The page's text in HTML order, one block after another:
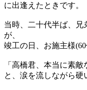
に出逢えたときです。
当時、二十代半ば、兄
が、
竣工の日、お施主様(60
「高橋君、本当に素
と、涙を流しながら硬